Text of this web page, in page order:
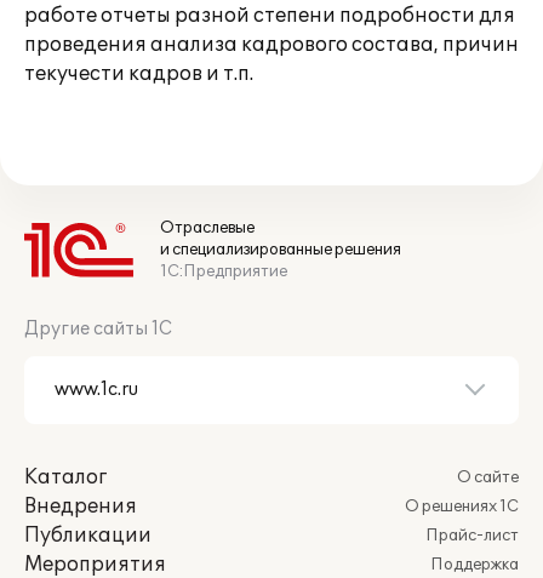
работе отчеты разной степени подробности для
проведения анализа кадрового состава, причин
текучести кадров и т.п.
Отраслевые
и специализированные решения
1С:Предприятие
Другие сайты 1С
Каталог
Внедрения
Публикации
Мероприятия
О сайте
О решениях 1С
Прайс-лист
Поддержка